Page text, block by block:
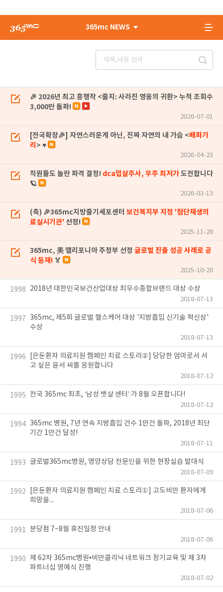
365mc NEWS
🎉 2026년 최고 흥행작 <줄지: 사라진 영웅의 귀환> 누적 조회수
3,000만 돌파!
2026-07-01
[전국확장🎉] 자연스러운게 아닌, 진짜 자연의 내 가슴 <배파가
리 > ♥
2026-04-23
직원들도 놀란 파격 결정! dca밉살주사, 우주 최저가도전합니다
🪐
2026-03-13
(축) 🎉365mc지방줄기세포센터 보건복지부 지정 '첨단재생의
료실시기관' 선정!
2025-11-28
365mc, 美 캘리포니아 주정부 선정 글로벌 진출 성공 사례로 공
식 등재! 🏅
2025-10-20
1998 2018년 대한민국보건산업대상 최우수종합브랜드 대상 수상
2018-07-13
1997
365mc, 제5회 글로벌 헬스케어 대상 '지방흡입 신기술 혁신상'
수상
2018-07-13
1996
[은둔환자 의료지원 캠페인 치료 스토리②] 당당한 엄마로서 서
고 싶은 윤서 씨를 응원합니다
2018-07-12
1995 전국 365mc 최초, ‘남성 뱃살 센터’ 가 8월 오픈합니다!
2018-07-12
1994 365mc 병원, 7년 연속 지방흡입 건수 1만건 돌파, 2018년 최단
기간 1만건 달성!
2018-07-11
1993 글로벌365mc병원, 영양상담 전문인을 위한 현장실습 발대식
2018-07-09
1992
[은둔환자 의료지원 캠페인 치료 스토리①] 고도비만 환자에게
희망을...
2018-07-06
1991 분당점 7~8월 휴진일정 안내
2018-07-06
1990
제 62차 365mc병원•비만클리닉 네트워크 정기교육 및 제 3차
파트너십 영예식 진행
2018-07-02